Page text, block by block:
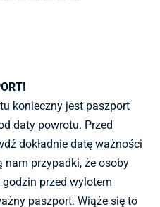
konieczny jest paszport
daty powrotu. Przed
dokładnie datę ważności
nam przypadki, że osoby
przed wylotem
paszport. Wiąże się to